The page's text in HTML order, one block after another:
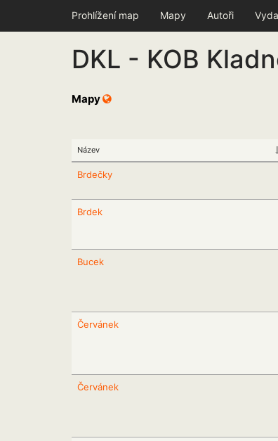
Prohlížení map Mapy Autoři
DKL - KOB
Mapy
Název
Brdečky
Brdek
Bucek
Červánek
Červánek